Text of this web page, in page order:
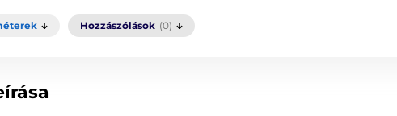
Hozzászólások (0)